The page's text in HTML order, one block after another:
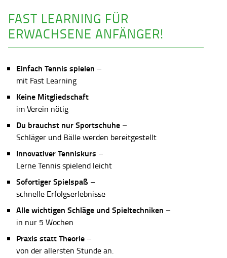
FAST LEARNING FÜR
ERWACHSENE ANFÄNGER!
Einfach Tennis spielen –
mit Fast Learning
Keine Mitgliedschaft
im Verein nötig
Du brauchst nur Sportschuhe –
Schläger und Bälle werden bereitgestellt
Innovativer Tenniskurs –
Lerne Tennis spielend leicht
Sofortiger Spielspaß –
schnelle Erfolgserlebnisse
Alle wichtigen Schläge und Spieltechniken –
in nur 5 Wochen
Praxis statt Theorie –
von der allersten Stunde an.